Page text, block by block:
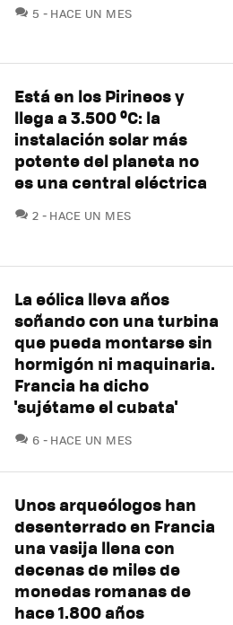
5 COMENTARIOS
HACE UN MES
Está en los Pirineos y
llega a 3.500 ºC: la
instalación solar más
potente del planeta no
es una central eléctrica
2 COMENTARIOS
HACE UN MES
La eólica lleva años
soñando con una turbina
que pueda montarse sin
hormigón ni maquinaria.
Francia ha dicho
'sujétame el cubata'
6 COMENTARIOS
HACE UN MES
Unos arqueólogos han
desenterrado en Francia
una vasija llena con
decenas de miles de
monedas romanas de
hace 1.800 años